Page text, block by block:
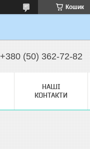
Кошик
+380 (50) 362-72-82
НАШІ
КОНТАКТИ